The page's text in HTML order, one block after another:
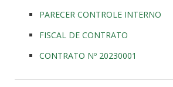
PARECER CONTROLE INTERNO
FISCAL DE CONTRATO
CONTRATO Nº 20230001